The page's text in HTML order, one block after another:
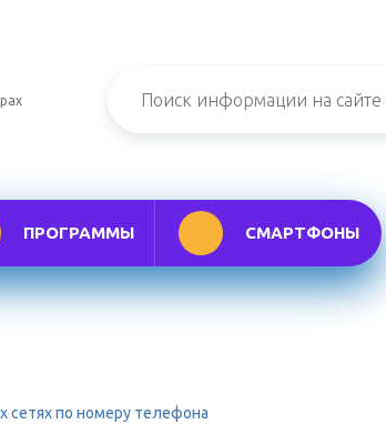
ПРОГРАММЫ СМАРТФОНЫ
сетях по номеру телефона